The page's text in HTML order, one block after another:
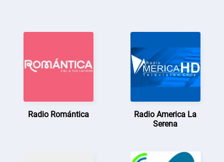
Radio Romántica
Radio America La
Serena